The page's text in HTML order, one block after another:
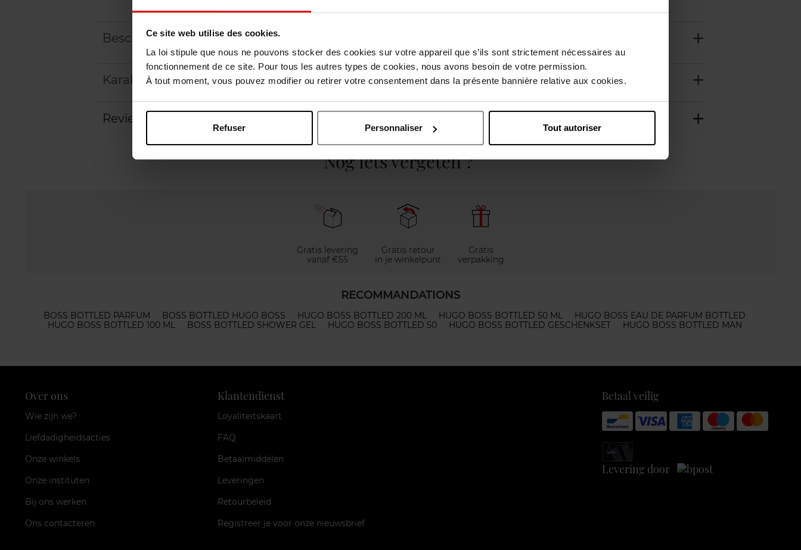
Ce site web utilise des cookies.
La loi stipule que nous ne pouvons stocker des cookies sur votre appareil que s’ils sont strictement nécessaires au
fonctionnement de ce site. Pour tous les autres types de cookies, nous avons besoin de votre permission.
À tout moment, vous pouvez modifier ou retirer votre consentement dans la présente bannière relative aux cookies.
Refuser Personnaliser Tout autoriser
Beschrijving
Karakteristieken
Review
Nog iets vergeten ?
Gratis levering
vanaf €55
Gratis retour
in je winkelpunt
Gratis
verpakking
RECOMMANDATIONS
BOSS BOTTLED PARFUM BOSS BOTTLED HUGO BOSS HUGO BOSS BOTTLED 200 ML HUGO BOSS BOTTLED 50 ML
HUGO BOSS EAU DE PARFUM BOTTLED
HUGO BOSS BOTTLED 100 ML
BOSS BOTTLED SHOWER GEL HUGO BOSS BOTTLED 50 HUGO BOSS BOTTLED GESCHENKSET HUGO BOSS BOTTLED MAN
Over ons
Wie zijn we?
Liefdadigheidsacties
Onze winkels
Onze instituten
Bij ons werken
Ons contacteren
Klantendienst
Loyaliteitskaart
FAQ
Betaalmiddelen
Leveringen
Retourbeleid
Registreer je voor onze nieuwsbrief
Betaal veilig
Levering door